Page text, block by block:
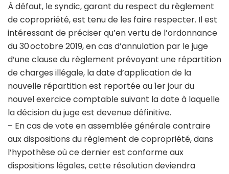
À défaut, le syndic, garant du respect du règlement
de copropriété, est tenu de les faire respecter. Il est
intéressant de préciser qu’en vertu de l’ordonnance
du 30 octobre 2019, en cas d’annulation par le juge
d’une clause du règlement prévoyant une répartition
de charges illégale, la date d’application de la
nouvelle répartition est reportée au 1er jour du
nouvel exercice comptable suivant la date à laquelle
la décision du juge est devenue définitive.
– En cas de vote en assemblée générale contraire
aux dispositions du règlement de copropriété, dans
l’hypothèse où ce dernier est conforme aux
dispositions légales, cette résolution deviendra